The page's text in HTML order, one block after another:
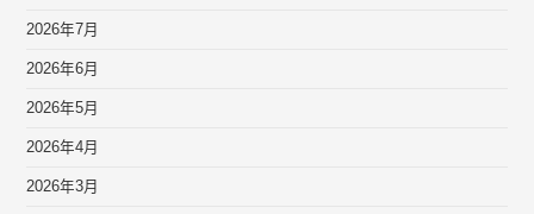
2026年7月
2026年6月
2026年5月
2026年4月
2026年3月